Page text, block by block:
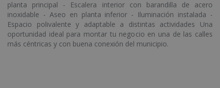
planta principal - Escalera interior con barandilla de acero
inoxidable - Aseo en planta inferior - Iluminación instalada -
Espacio polivalente y adaptable a distintas actividades Una
oportunidad ideal para montar tu negocio en una de las calles
más céntricas y con buena conexión del municipio.